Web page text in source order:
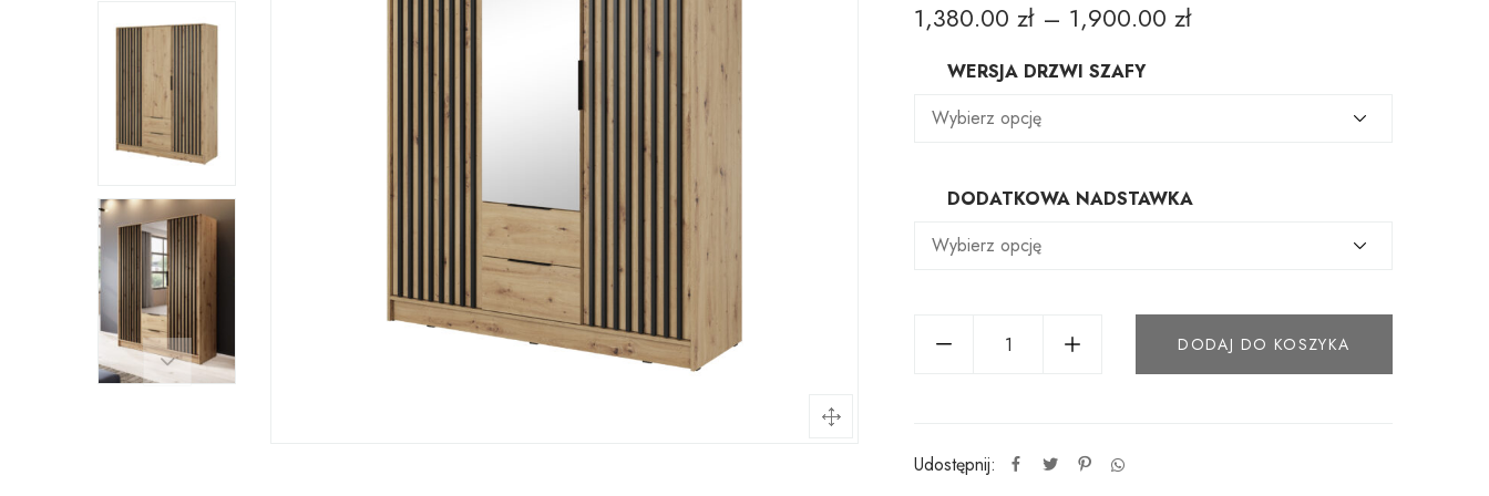
1,380.00 zł – 1,900.00 zł
WERSJA DRZWI SZAFY
DODATKOWA NADSTAWKA
DODAJ DO KOSZYKA
Udostępnij: